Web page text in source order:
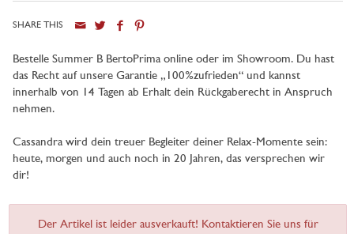
SHARE THIS
Bestelle Summer B BertoPrima online oder im Showroom. Du hast
das Recht auf unsere Garantie „100%zufrieden“ und kannst
innerhalb von 14 Tagen ab Erhalt dein Rückgaberecht in Anspruch
nehmen.
Cassandra wird dein treuer Begleiter deiner Relax-Momente sein:
heute, morgen und auch noch in 20 Jahren, das versprechen wir
dir!
Der Artikel ist leider ausverkauft! Kontaktieren Sie uns für